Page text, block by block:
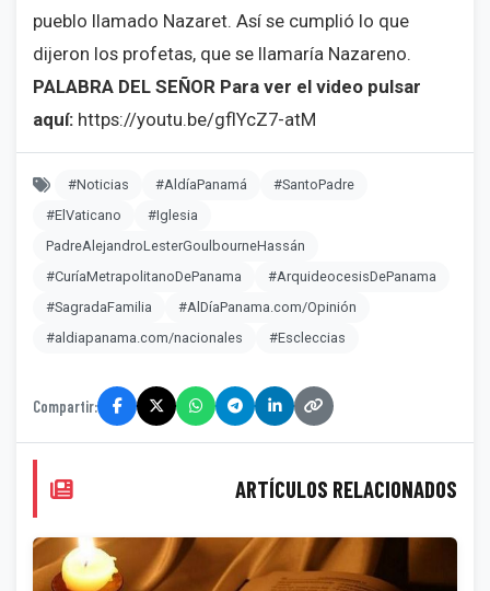
pueblo llamado Nazaret. Así se cumplió lo que
dijeron los profetas, que se llamaría Nazareno.
PALABRA DEL SEÑOR Para ver el video pulsar
aquí: https://youtu.be/gflYcZ7-atM
#Noticias #AldíaPanamá
#SantoPadre
#ElVaticano
#Iglesia
PadreAlejandroLesterGoulbourneHassán
#CuríaMetrapolitanoDePanama
#ArquideocesisDePanama
#SagradaFamilia
#AlDíaPanama.com/Opinión
#aldiapanama.com/nacionales
#Escleccias
Compartir:
ARTÍCULOS RELACIONADOS